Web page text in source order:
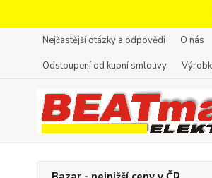
Nejčastější otázky a odpovědi O nás
Odstoupení od kupní smlouvy